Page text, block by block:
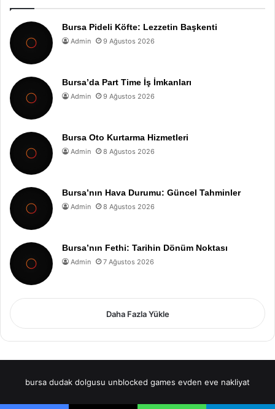
Bursa Pideli Köfte: Lezzetin Başkenti
Admin 9 Ağustos 2026
Bursa’da Part Time İş İmkanları
Admin 9 Ağustos 2026
Bursa Oto Kurtarma Hizmetleri
Admin 8 Ağustos 2026
Bursa’nın Hava Durumu: Güncel Tahminler
Admin 8 Ağustos 2026
Bursa’nın Fethi: Tarihin Dönüm Noktası
Admin 7 Ağustos 2026
Daha Fazla Yükle
bursa dudak dolgusu unblocked games evden eve nakliyat